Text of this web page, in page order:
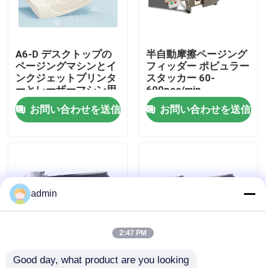
工場 ツアー
品質管理
ニュース
引金 を 求め て ください
A6-D デスクトップの
ページングマシンとイ
ンクジェットプリンタ
ーとレーザーマシン用
のフィッダー
お問い合わせを送信
半自動摩擦ページング
フィッダー ポピュラー
スタッカー 60-
600pcs/min
お問い合わせを送信
リバースホイールタイ ファン吸附自動摩擦ペ
admin
2:47 PM
Good day, what product are you looking